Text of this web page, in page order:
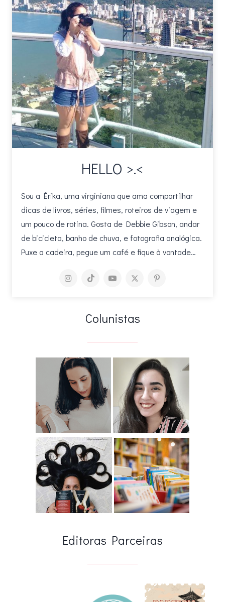
HELLO >.<
Sou a Érika, uma virginiana que ama compartilhar
dicas de livros, séries, filmes, roteiros de viagem e
um pouco de rotina. Gosta de Debbie Gibson, andar
de bicicleta, banho de chuva, e fotografia analógica.
Puxe a cadeira, pegue um café e fique à vontade…
Colunistas
Editoras Parceiras